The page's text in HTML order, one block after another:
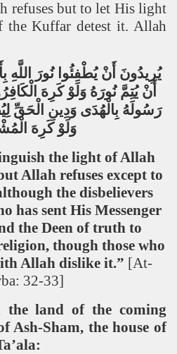
refuses but to let His light
the Kuffar detest it. Allah
يُرِيدُونَ أَنْ يُطْفِئُوا نُورَ اللَّهِ
أَنْ يُتِمَّ نُورَهُ وَلَوْ كَرِهَ
رَسُولَهُ بِالْهُدَى وَدِينِ الْحَقِّ
وَلَوْ كَرِهَ
the light of Allah
Allah refuses except to
the disbelievers
has sent His Messenger
the Deen of truth to
though those who
Allah dislike it.” [At-
32-33]
the land of the coming
Ash-Sham, the house of